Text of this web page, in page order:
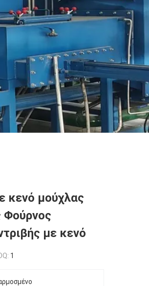
κενό μούχλας
Φούρνος
με κενό
1